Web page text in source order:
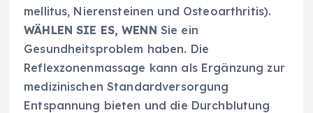
mellitus, Nierensteinen und Osteoarthritis).
WÄHLEN SIE ES, WENN Sie ein
Gesundheitsproblem haben. Die
Reflexzonenmassage kann als Ergänzung zur
medizinischen Standardversorgung
Entspannung bieten und die Durchblutung